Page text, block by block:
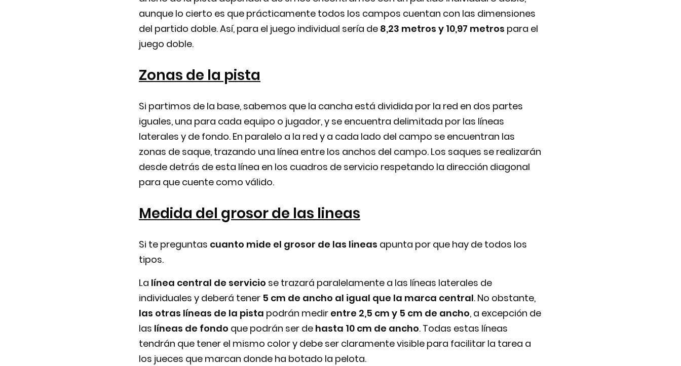
aunque lo cierto es que prácticamente todos los campos cuentan con las dimensiones
del partido doble. Así, para el juego individual sería de 8,23 metros y 10,97 metros para el
juego doble.
Zonas de la pista
Si partimos de la base, sabemos que la cancha está dividida por la red en dos partes
iguales, una para cada equipo o jugador, y se encuentra delimitada por las líneas
laterales y de fondo. En paralelo a la red y a cada lado del campo se encuentran las
zonas de saque, trazando una línea entre los anchos del campo. Los saques se realizarán
desde detrás de esta línea en los cuadros de servicio respetando la dirección diagonal
para que cuente como válido.
Medida del grosor de las lineas
Si te preguntas cuanto mide el grosor de las lineas apunta por que hay de todos los
tipos.
La línea central de servicio se trazará paralelamente a las líneas laterales de
individuales y deberá tener 5 cm de ancho al igual que la marca central. No obstante,
las otras líneas de la pista podrán medir entre 2,5 cm y 5 cm de ancho, a excepción de
las líneas de fondo que podrán ser de hasta 10 cm de ancho. Todas estas líneas
tendrán que tener el mismo color y debe ser claramente visible para facilitar la tarea a
los jueces que marcan donde ha botado la pelota.